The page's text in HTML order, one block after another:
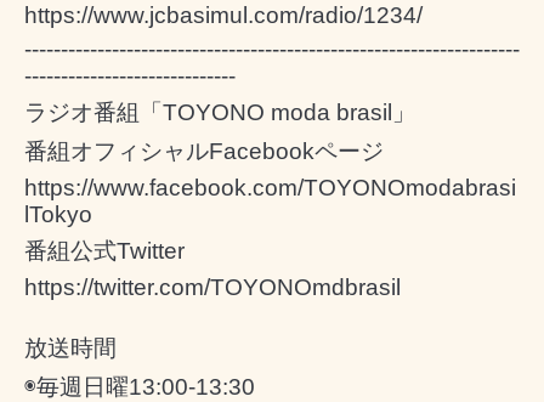
https://www.jcbasimul.com/radio/1234/
--------------------------------------------------------------------
-----------------------------
ラジオ番組「TOYONO moda brasil 」
番組オフィシャルFacebookページ
https://www.facebook.com/TOYONOmodabrasi
lTokyo
番組公式Twitter
https://twitter.com/TOYONOmdbrasil
放送時間
◉毎週日曜13:00-13:30